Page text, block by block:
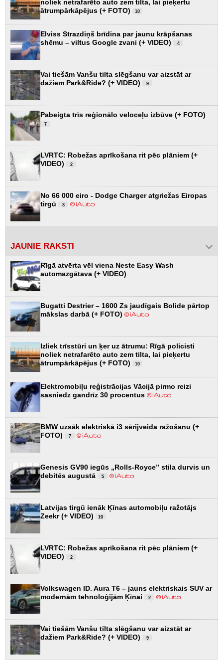
noliek netrafarēto auto zem tilta, lai pieķertu
ātrumpārkāpējus (+ FOTO)
10
Elviss Strazdiņš brīdina par jaunu krāpšanas
shēmu – viltus Google zvani (+ VIDEO)
4
Vai tiešām Vanšu tilta slēgšanu var aizstāt ar
dažiem Park&Ride? (+ VIDEO)
9
Pabeigta trīs reģionālo veloceļu izbūve (+ FOTO)
7
LVRTC: Robežas aprīkošana rit pēc plāniem (+
VIDEO)
2
No 66 000 eiro - Dodge Charger atgriežas Eiropas
tirgū
3
JAUNIE RAKSTI
Rīgā atvērta vēl viena Neste Easy Wash
automazgātava (+ VIDEO)
Bugatti Destrier – 1600 Zs jaudīgais Bolide pārtop
mākslas darbā (+ FOTO)
Izliek trīsstūri un ķer uz ātrumu: Rīgā policisti
noliek netrafarēto auto zem tilta, lai pieķertu
ātrumpārkāpējus (+ FOTO)
10
Elektromobiļu reģistrācijas Vācijā pirmo reizi
sasniedz gandrīz 30 procentus
BMW uzsāk elektriskā i3 sērijveida ražošanu (+
FOTO)
7
Genesis GV90 iegūs „Rolls-Royce” stila durvis un
debitēs augustā
5
Latvijas tirgū ienāk Ķīnas automobiļu ražotājs
Zeekr (+ VIDEO)
10
LVRTC: Robežas aprīkošana rit pēc plāniem (+
VIDEO)
2
Volkswagen ID. Aura T6 – jauns elektriskais SUV ar
modernām tehnoloģijām Ķīnai
2
Vai tiešām Vanšu tilta slēgšanu var aizstāt ar
dažiem Park&Ride? (+ VIDEO)
9